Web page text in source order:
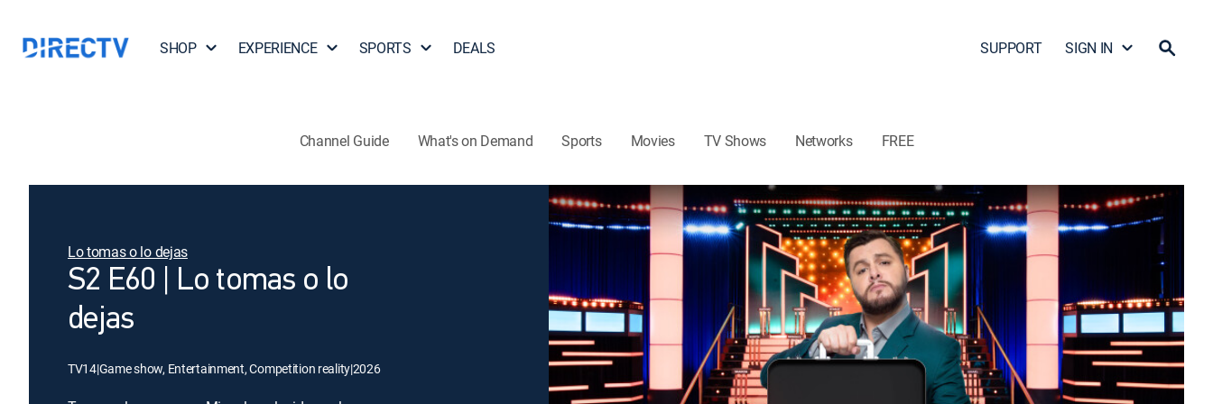
SHOP EXPERIENCE SPORTS DEALS SUPPORT SIGN IN
Channel Guide What's on Demand Sports Movies TV Shows Networks FREE
Lo tomas o lo dejas
S2 E60 | Lo tomas o lo
dejas
TV14|Game show, Entertainment, Competition reality|2026